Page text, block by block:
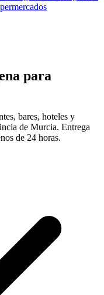
para
bares, hoteles y
de Murcia. Entrega
de 24 horas.